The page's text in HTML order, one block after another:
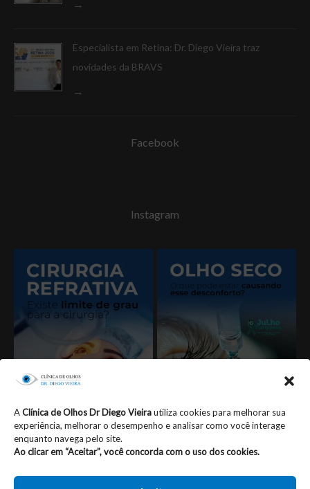
AClínica de Olhos Dr Diego Vieirautiliza cookies para melhorar sua
experiência, melhorar o desempenho e analisar como você interage
enquanto navega pelo site.
Ao clicar em “Aceitar”, você concorda com o uso dos cookies.
Especialista em Retina: Dr. Diego Vieira traz
novidades da BRAVS
Facebook
Instagram
Seguir no Instagram